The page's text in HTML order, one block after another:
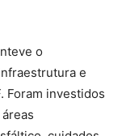
o
e
Foram investidos